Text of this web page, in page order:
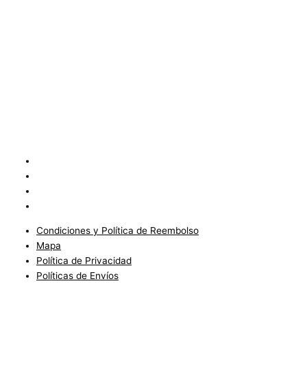
Condiciones y Política de Reembolso
Mapa
Política de Privacidad
Políticas de Envíos